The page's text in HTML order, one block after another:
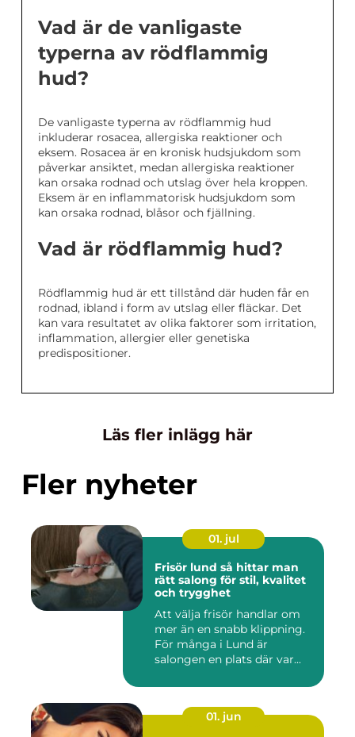
Vad är de vanligaste
typerna av rödflammig
hud?
De vanligaste typerna av rödflammig hud
inkluderar rosacea, allergiska reaktioner och
eksem. Rosacea är en kronisk hudsjukdom som
påverkar ansiktet, medan allergiska reaktioner
kan orsaka rodnad och utslag över hela kroppen.
Eksem är en inflammatorisk hudsjukdom som
kan orsaka rodnad, blåsor och fjällning.
Vad är rödflammig hud?
Rödflammig hud är ett tillstånd där huden får en
rodnad, ibland i form av utslag eller fläckar. Det
kan vara resultatet av olika faktorer som irritation,
inflammation, allergier eller genetiska
predispositioner.
Läs fler inlägg här
Fler nyheter
01. jul
Frisör lund så hittar man
rätt salong för stil, kvalitet
och trygghet
Att välja frisör handlar om
mer än en snabb klippning.
För många i Lund är
salongen en plats där var...
01. jun